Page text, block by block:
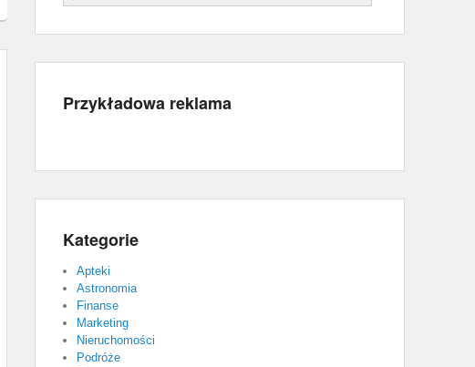
Przykładowa reklama
Kategorie
Apteki
Astronomia
Finanse
Marketing
Nieruchomości
Podróże